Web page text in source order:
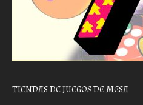
TIENDAS DE JUEGOS DE MESA